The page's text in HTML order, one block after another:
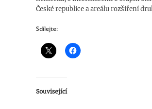
České republice a areálu rozšíření
Sdílejte:
Související